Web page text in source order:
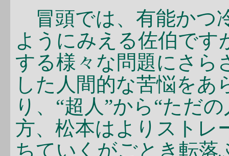
冒頭では、有能かつ
ようにみえる佐伯です
する様々な問題にさら
した人間的な苦悩を
り、“超人”から“ただ
方、松本はよりストレ
ちていくがごとき転落